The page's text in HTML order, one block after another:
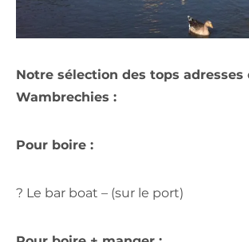
Notre sélection des tops adresses
Wambrechies :
Pour boire :
? Le bar boat – (sur le port)